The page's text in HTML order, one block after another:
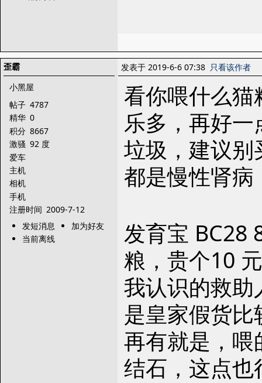
歪霸
小黑屋
帖子 4787
精华 0
积分 8667
激骚 92 度
爱车
主机
相机
手机
注册时间 2009-7-12
发短消息
加为好友
当前离线
发表于 2019-6-6 07:38 只看该作者
看你喂什么
乐多，再好
垃圾，建议
都是慢性肾
发育宝 BC28
粮，贵个10
我认识的救助
是皇家假货
再有就是，
结石，这点也